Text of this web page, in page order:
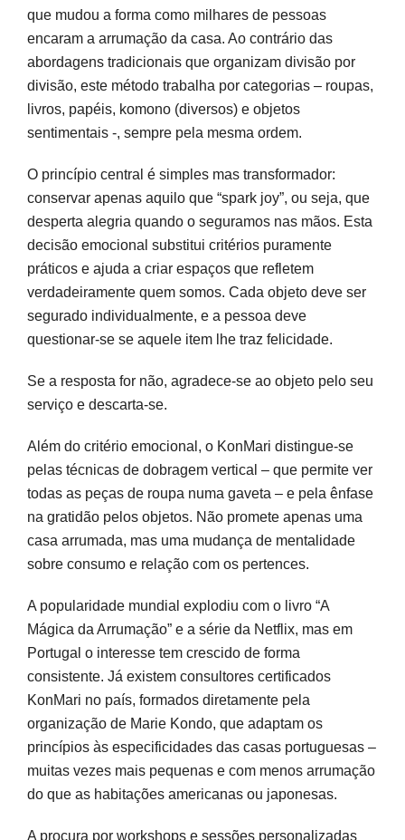
que mudou a forma como milhares de pessoas
encaram a arrumação da casa. Ao contrário das
abordagens tradicionais que organizam divisão por
divisão, este método trabalha por categorias – roupas,
livros, papéis, komono (diversos) e objetos
sentimentais -, sempre pela mesma ordem.
O princípio central é simples mas transformador:
conservar apenas aquilo que “spark joy”, ou seja, que
desperta alegria quando o seguramos nas mãos. Esta
decisão emocional substitui critérios puramente
práticos e ajuda a criar espaços que refletem
verdadeiramente quem somos. Cada objeto deve ser
segurado individualmente, e a pessoa deve
questionar-se se aquele item lhe traz felicidade.
Se a resposta for não, agradece-se ao objeto pelo seu
serviço e descarta-se.
Além do critério emocional, o KonMari distingue-se
pelas técnicas de dobragem vertical – que permite ver
todas as peças de roupa numa gaveta – e pela ênfase
na gratidão pelos objetos. Não promete apenas uma
casa arrumada, mas uma mudança de mentalidade
sobre consumo e relação com os pertences.
A popularidade mundial explodiu com o livro “A
Mágica da Arrumação” e a série da Netflix, mas em
Portugal o interesse tem crescido de forma
consistente. Já existem consultores certificados
KonMari no país, formados diretamente pela
organização de Marie Kondo, que adaptam os
princípios às especificidades das casas portuguesas –
muitas vezes mais pequenas e com menos arrumação
do que as habitações americanas ou japonesas.
A procura por workshops e sessões personalizadas